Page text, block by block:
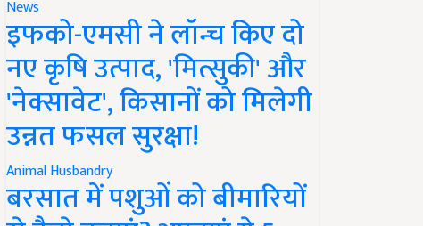
News
इफको-एमसी ने लॉन्च किए दो
नए कृषि उत्पाद, 'मित्सुकी' और
'नेक्सावेट', किसानों को मिलेगी
उन्नत फसल सुरक्षा!
Animal Husbandry
बरसात में पशुओं को बीमारियों